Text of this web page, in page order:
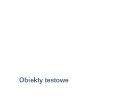
Obiekty testowe